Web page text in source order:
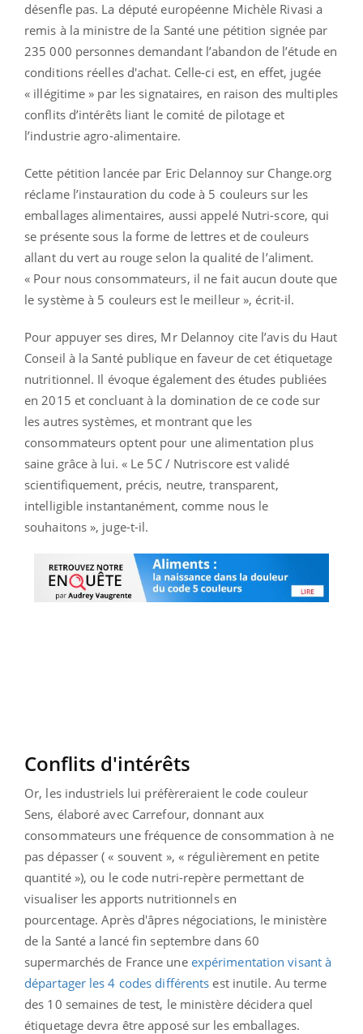
désenfle pas. La député européenne Michèle Rivasi a
remis à la ministre de la Santé une pétition signée par
235 000 personnes demandant l’abandon de l’étude en
conditions réelles d'achat. Celle-ci est, en effet, jugée
« illégitime » par les signataires, en raison des multiples
conflits d’intérêts liant le comité de pilotage et
l’industrie agro-alimentaire.
Cette pétition lancée par Eric Delannoy sur Change.org
réclame l’instauration du code à 5 couleurs sur les
emballages alimentaires, aussi appelé Nutri-score, qui
se présente sous la forme de lettres et de couleurs
allant du vert au rouge selon la qualité de l’aliment.
« Pour nous consommateurs, il ne fait aucun doute que
le système à 5 couleurs est le meilleur », écrit-il.
Pour appuyer ses dires, Mr Delannoy cite l’avis du Haut
Conseil à la Santé publique en faveur de cet étiquetage
nutritionnel. Il évoque également des études publiées
en 2015 et concluant à la domination de ce code sur
les autres systèmes, et montrant que les
consommateurs optent pour une alimentation plus
saine grâce à lui. « Le 5C / Nutriscore est validé
scientifiquement, précis, neutre, transparent,
intelligible instantanément, comme nous le
souhaitons », juge-t-il.
Conflits d'intérêts
Or, les industriels lui préfèreraient le code couleur
Sens, élaboré avec Carrefour, donnant aux
consommateurs une fréquence de consommation à ne
pas dépasser ( « souvent », « régulièrement en petite
quantité »), ou le code nutri-repère permettant de
visualiser les apports nutritionnels en
pourcentage. Après d'âpres négociations, le ministère
de la Santé a lancé fin septembre dans 60
supermarchés de France une expérimentation visant à
départager les 4 codes différents est inutile. Au terme
des 10 semaines de test, le ministère décidera quel
étiquetage devra être apposé sur les emballages.